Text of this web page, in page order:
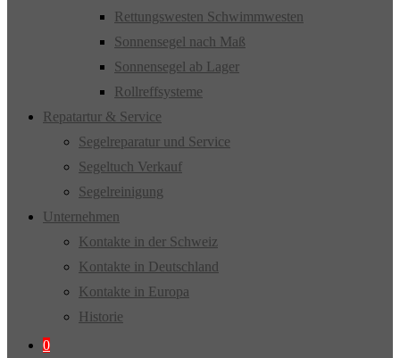
Rettungswesten Schwimmwesten
Sonnensegel nach Maß
Sonnensegel ab Lager
Rollreffsysteme
Repatartur & Service
Segelreparatur und Service
Segeltuch Verkauf
Segelreinigung
Unternehmen
Kontakte in der Schweiz
Kontakte in Deutschland
Kontakte in Europa
Historie
0